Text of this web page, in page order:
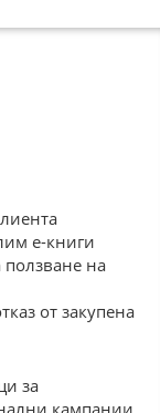
е-книги
ползване на
от закупена
за
кампании